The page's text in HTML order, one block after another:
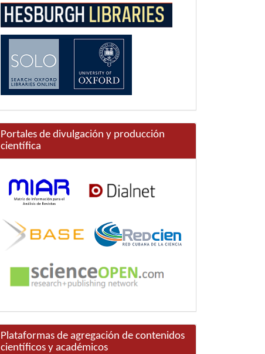
Portales de divulgación y producción
científica
Plataformas de agregación de contenidos
científicos y académicos